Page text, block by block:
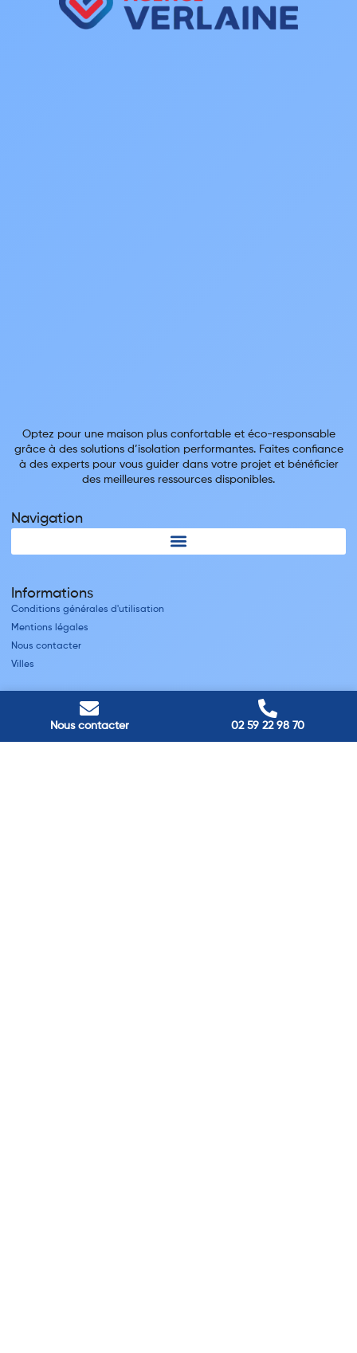
Nous contacter 02 59 22 98 70
Optez pour une maison plus confortable et éco-responsable
grâce à des solutions d’isolation performantes. Faites confiance
à des experts pour vous guider dans votre projet et bénéficier
des meilleures ressources disponibles.
Navigation
Informations
Conditions générales d'utilisation
Mentions légales
Nous contacter
Villes
Nos adresses
Louviers